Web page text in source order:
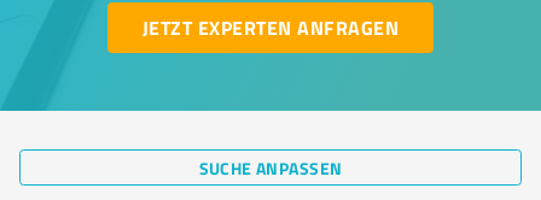
JETZT EXPERTEN ANFRAGEN
SUCHE ANPASSEN